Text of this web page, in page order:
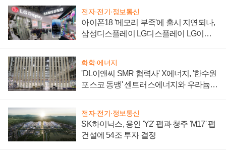
전자·전기·정보통신
아이폰18 '메모리 부족'에 출시 지연되나,
삼성디스플레이 LG디스플레이 LG이노
화학·에너지
'DL이앤씨 SMR 협력사' X에너지, '한수원
포스코 동맹' 센트러스에너지와 우라늄
전자·전기·정보통신
SK하이닉스, 용인 'Y2' 팹과 청주 'M17' 팹
건설에 54조 투자 결정